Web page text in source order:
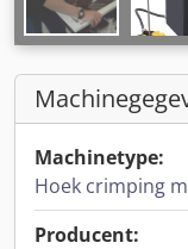
Machinetype:
Hoek crimping
Producent: